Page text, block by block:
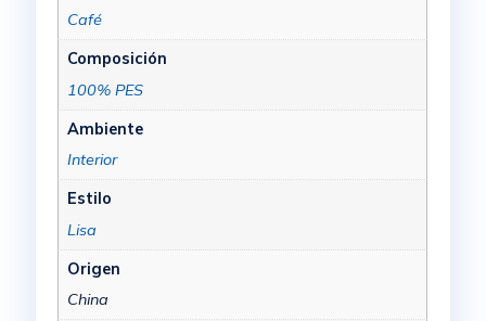
Café
Composición
100% PES
Ambiente
Interior
Estilo
Lisa
Origen
China